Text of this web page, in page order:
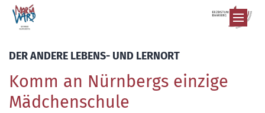
Zum Inhalt springen
DER ANDERE LEBENS- UND LERNORT
Komm an Nürnbergs einzige
Mädchenschule